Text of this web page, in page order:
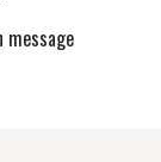
message